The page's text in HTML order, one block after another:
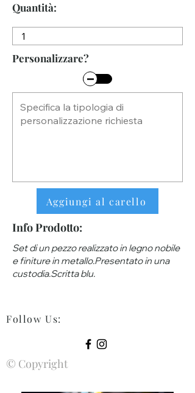
Quantità:
Personalizzare?
Aggiungi al carello
Info Prodotto:
Set di un pezzo realizzato in legno nobile
e finiture in metallo.Presentato in una
custodia.Scritta blu.
Follow Us:
© Copyright